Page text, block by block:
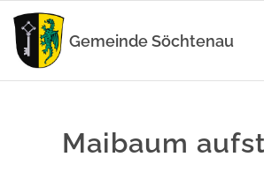
Zum
Inhalt
springen
Gemeinde Söchtenau
RATHAUS
Maibaum